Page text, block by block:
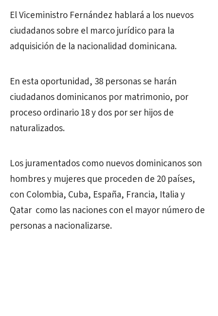
El Viceministro Fernández hablará a los nuevos
ciudadanos sobre el marco jurídico para la
adquisición de la nacionalidad dominicana.
En esta oportunidad, 38 personas se harán
ciudadanos dominicanos por matrimonio, por
proceso ordinario 18 y dos por ser hijos de
naturalizados.
Los juramentados como nuevos dominicanos son
hombres y mujeres que proceden de 20 países,
con Colombia, Cuba, España, Francia, Italia y
Qatar como las naciones con el mayor número de
personas a nacionalizarse.